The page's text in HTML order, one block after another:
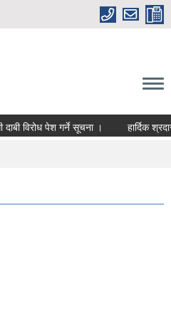
विरोध पेश गर्ने सूचना । हार्दिक
पौडेल